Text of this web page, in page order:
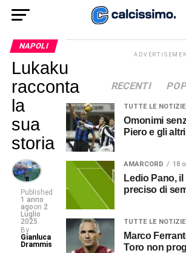
NAPOLI
Lukaku
racconta
la
sua
storia
Published
1 anno
agoon 2
Luglio
2025
By
Gianluca
Drammis
RECENTI
TUTTE LE NOTIZIE
Omonimi
Piero e gli altri
AMARCORD 18
Ledio Pano,
preciso di
TUTTE LE NOTIZIE
Marco
Toro non